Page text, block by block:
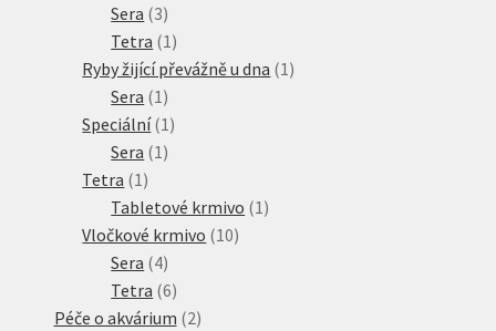
Sera 33
produkty
Tetra 11
produkt
Ryby žijící převážně u dna 11
Sera 11
produkt
Speciální 11
Sera 11
Tetra 11
produkt
Tabletové krmivo 11
Vločkové krmivo 1010
Sera 44
produkty
Tetra 66
produktů
Péče o akvárium 22